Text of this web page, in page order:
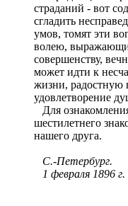
страданий - вот
сгладить
умов, томят эти
волею,
совершенству,
может идти к
жизни, радостную
удовлетворение
Для
шестилетнего
нашего друга.
С.-Петербург.
1 февраля 1896 г.